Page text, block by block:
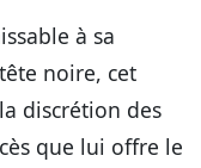
à sa
noire, cet
discrétion des
que lui offre le